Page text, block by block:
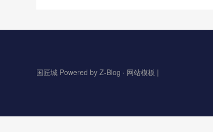
国匠城 Powered by Z-Blog · 网站模板 |